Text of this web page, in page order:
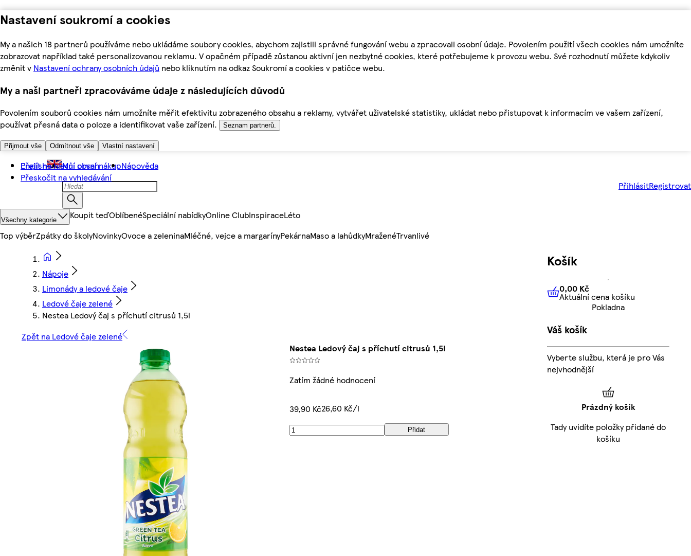
Nastavení soukromí a cookies
My a našich 18 partnerů používáme nebo ukládáme soubory cookies, abychom zajistili správné fungování webu a zpracovali osobní údaje. Povolením použití všech cookies nám umožníte
zobrazovat například také personalizovanou reklamu. V opačném případě zůstanou aktivní jen nezbytné cookies, které potřebujeme k provozu webu. Své rozhodnutí můžete kdykoliv
změnit v Nastavení ochrany osobních údajů nebo kliknutím na odkaz Soukromí a cookies v patičce webu.
My a naši partneři zpracováváme údaje z následujících důvodů
Povolením souborů cookies nám umožníte měřit efektivitu zobrazeného obsahu a reklamy, vytvářet uživatelské statistiky, ukládat nebo přistupovat k informacím ve vašem zařízení,
používat přesná data o poloze a identifikovat vaše zařízení.
Seznam partnerů.
Přijmout vše Odmítnout vše Vlastní nastavení
Přejít na hlavní obsah
Přeskočit na vyhledávání
English Můj první nákupNápověda
PřihlásitRegistrovat
Všechny kategorie Koupit teďOblíbenéSpeciální nabídkyOnline ClubInspiraceLéto
Top výběrZpátky do školyNovinkyOvoce a zeleninaMléčné, vejce a margarínyPekárnaMaso a lahůdkyMraženéTrvanlivé
Nápoje
Limonády a ledové čaje
Ledové čaje zelené
Nestea Ledový čaj s příchutí citrusů 1,5l
Zpět na Ledové čaje zelené
Nestea Ledový čaj s příchutí citrusů 1,5l
Zatím žádné hodnocení
39,90 Kč26,60 Kč/l
Přidat
Košík
0,00 KčAktuální cena košíku
0,00 Kč
Aktuální cena košíku
Pokladna
Váš košík
Vyberte službu, která je pro Vás
nejvhodnější
Prázdný košík
Tady uvidíte položky přidané do
košíku